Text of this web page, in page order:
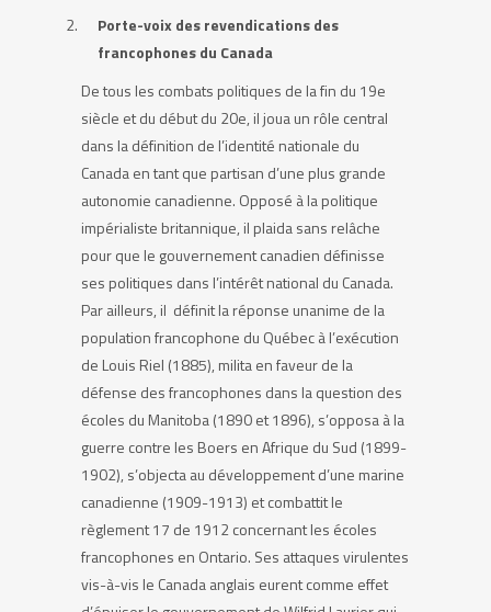
Porte-voix des revendications des
francophones du Canada
De tous les combats politiques de la fin du 19e
siècle et du début du 20e, il joua un rôle central
dans la définition de l’identité nationale du
Canada en tant que partisan d’une plus grande
autonomie canadienne. Opposé à la politique
impérialiste britannique, il plaida sans relâche
pour que le gouvernement canadien définisse
ses politiques dans l’intérêt national du Canada.
Par ailleurs, il définit la réponse unanime de la
population francophone du Québec à l’exécution
de Louis Riel (1885), milita en faveur de la
défense des francophones dans la question des
écoles du Manitoba (1890 et 1896), s’opposa à la
guerre contre les Boers en Afrique du Sud (1899-
1902), s’objecta au développement d’une marine
canadienne (1909-1913) et combattit le
règlement 17 de 1912 concernant les écoles
francophones en Ontario. Ses attaques virulentes
vis-à-vis le Canada anglais eurent comme effet